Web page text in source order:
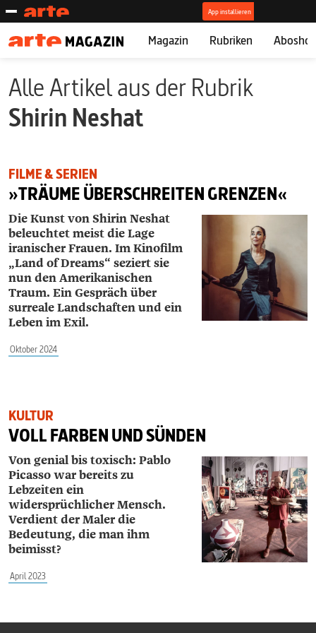
Magazin Rubriken
Alle Artikel aus der Rubrik
Shirin Neshat
FILME & SERIEN
»TRÄUME ÜBERSCHREITEN GRENZEN«
Die Kunst von Shirin Neshat
beleuchtet meist die Lage
iranischer Frauen. Im Kinofilm
„Land of Dreams“ seziert sie
nun den Amerikanischen
Traum. Ein Gespräch über
surreale Landschaften und ein
Leben im Exil.
Oktober 2024
KULTUR
VOLL FARBEN UND SÜNDEN
Von genial bis toxisch: Pablo
Picasso war bereits zu
Lebzeiten ein
widersprüchlicher Mensch.
Verdient der Maler die
Bedeutung, die man ihm
beimisst?
April 2023